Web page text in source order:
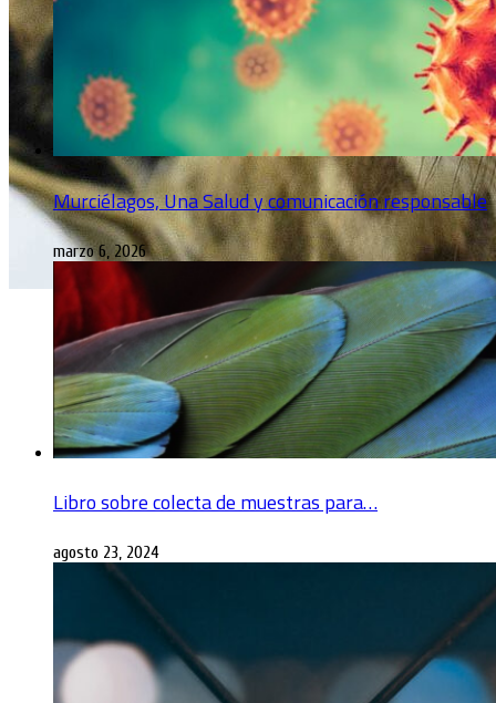
Murciélagos, Una Salud y comunicación responsable
marzo 6, 2026
Libro sobre colecta de muestras para…
agosto 23, 2024